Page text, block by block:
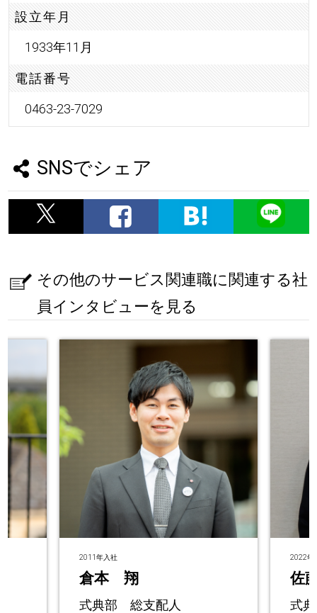
設立年月
1933年11月
電話番号
0463-23-7029
SNSでシェア
その他のサービス関連職に関連する社
員インタビューを見る
2011年入社
倉本 翔
式典部 総支配人
2022年
佐
式